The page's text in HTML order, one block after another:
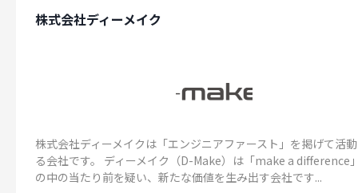
株式会社ディーメイク
株式会社ディーメイクは「エンジニアファースト」を掲げて活
る会社です。 ディーメイク（D-Make）は「make a difference
の中の当たり前を疑い、新たな価値を生み出す会社です...